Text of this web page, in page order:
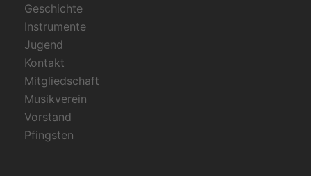
Geschichte
Instrumente
Jugend
Kontakt
Mitgliedschaft
Musikverein
Vorstand
Pfingsten